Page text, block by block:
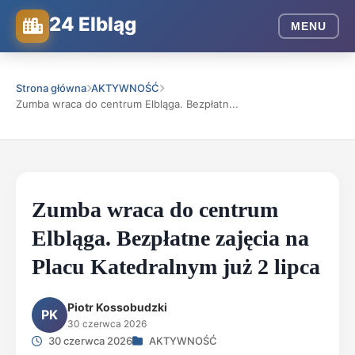
24 Elbląg MENU
Strona główna AKTYWNOŚĆ
Zumba wraca do centrum Elbląga. Bezpłatn...
Zumba wraca do centrum
Elbląga. Bezpłatne zajęcia na
Placu Katedralnym już 2 lipca
PK Piotr Kossobudzki
30 czerwca 2026
30 czerwca 2026 AKTYWNOŚĆ